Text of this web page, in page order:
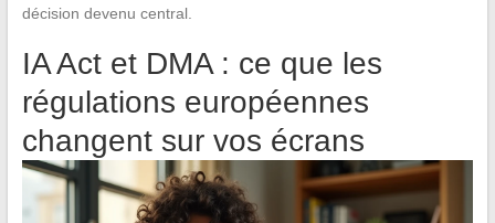
décision devenu central.
IA Act et DMA : ce que les
régulations européennes
changent sur vos écrans